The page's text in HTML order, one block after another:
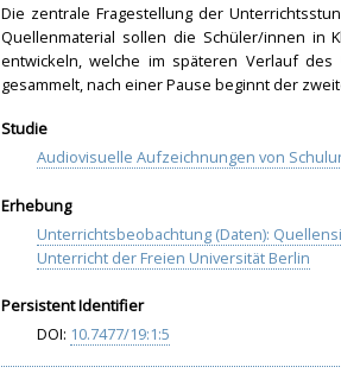
Die zentrale Fragestellung der
Quellenmaterial sollen die Schüler/innen in
entwickeln, welche im späteren Verlauf
gesammelt, nach einer Pause beginnt der
Studie
Audiovisuelle Aufzeichnungen von
Erhebung
Unterrichtsbeobachtung (Daten):
Unterricht der Freien Universität Berlin
Persistent Identifier
DOI: 10.7477/19:1:5